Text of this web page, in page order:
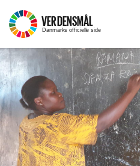
VERDENSMÅL
–
Danmarks officielle side
Menu